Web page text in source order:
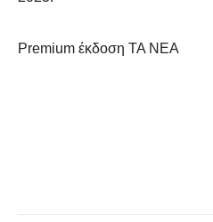
Premium έκδοση ΤΑ ΝΕΑ